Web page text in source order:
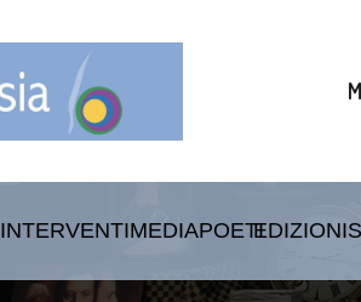
INTERVENTIMEDIAPOETIEDIZIONI